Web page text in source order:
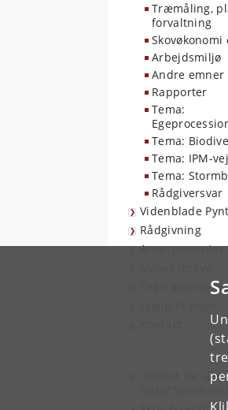
Træmåling,
forvaltning
Arbejdsmiljø
Andre emner
Rapporter
Tema:
Tema:
Tema: IPM-
Tema:
Rådgiversvar
Videnblade
Rådgivning
Arrangementer
Tegn
Institut for